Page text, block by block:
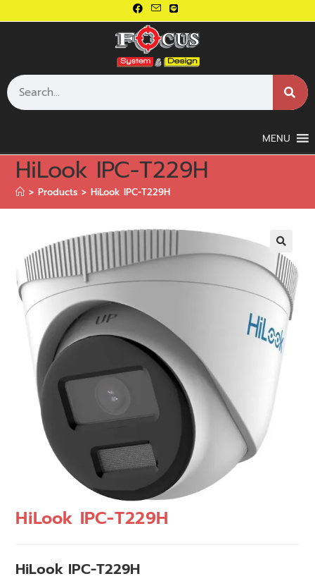
MENU
HiLook IPC-T229H
> Products > HiLook IPC-T229H
🔍
HiLook IPC-T229H
HiLook IPC-T229H